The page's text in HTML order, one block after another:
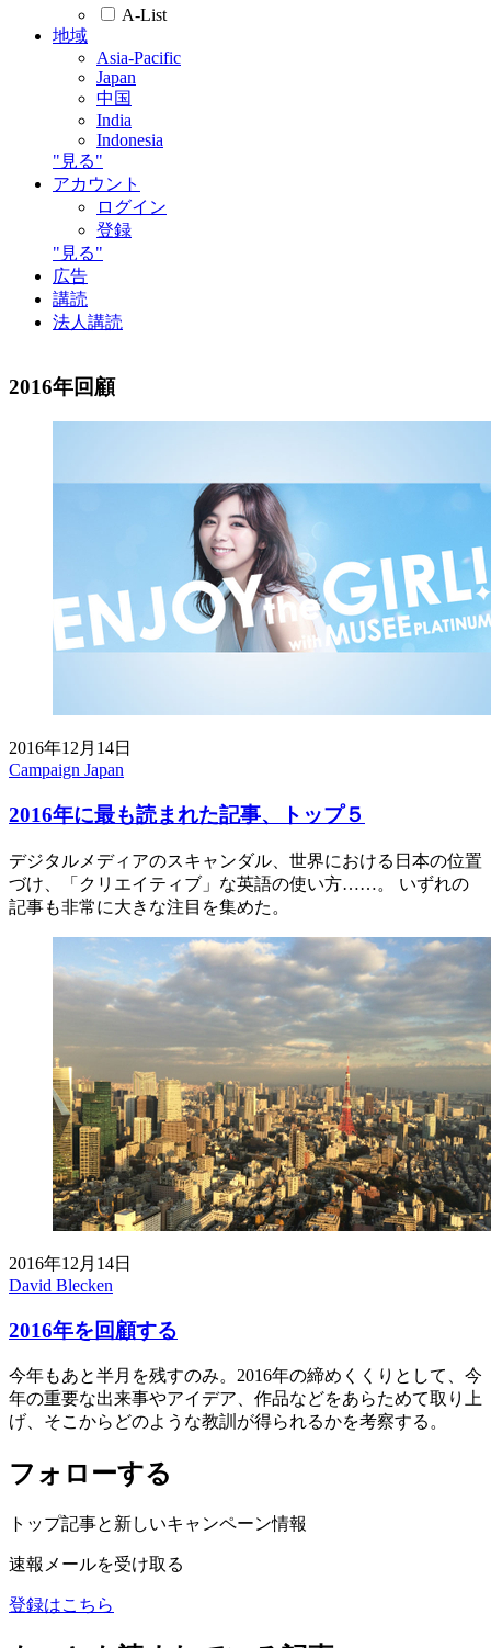
A-List
地域
Asia-Pacific
Japan
中国
India
Indonesia
"見る"
アカウント
ログイン
登録
"見る"
広告
講読
法人講読
2016年回顧
2016年12月14日
Campaign Japan
2016年に最も読まれた記事、トップ５
デジタルメディアのスキャンダル、世界における日本の位置
づけ、「クリエイティブ」な英語の使い方……。 いずれの
記事も非常に大きな注目を集めた。
2016年12月14日
David Blecken
2016年を回顧する
今年もあと半月を残すのみ。2016年の締めくくりとして、今
年の重要な出来事やアイデア、作品などをあらためて取り上
げ、そこからどのような教訓が得られるかを考察する。
フォローする
トップ記事と新しいキャンペーン情報
速報メールを受け取る
登録はこちら